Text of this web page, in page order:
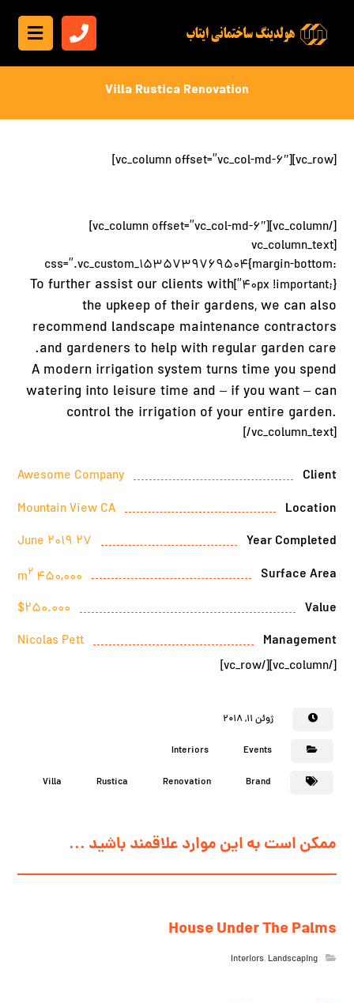
Villa Rustica Renovation
[vc_row][vc_column offset=”vc_col-md-6″]
[/vc_column][vc_column offset=”vc_col-md-6″]
[vc_column_text
css=”.vc_custom_1535739769504{margin-bottom:
40px !important;}”]
To further assist our clients with
the upkeep of their gardens, we can also
recommend landscape maintenance contractors
and gardeners to help with regular garden care.
A modern irrigation system turns time you spend
watering into leisure time and – if you want – can
control the irrigation of your entire garden.
[/vc_column_text]
Client
Awesome Company
Location
Mountain View CA
Year Completed
27 June 2019
Surface Area
450,000 m
2
Value
$250.000
Management
Nicolas Pett
[/vc_column][/vc_row]
ژوئن ۱۱, ۲۰۱۸
Events
Interiors
Brand
Renovation
Rustica
Villa
ممکن است به این موارد علاقمند باشید ...
House Under The Palms
Interiors, Landscaping